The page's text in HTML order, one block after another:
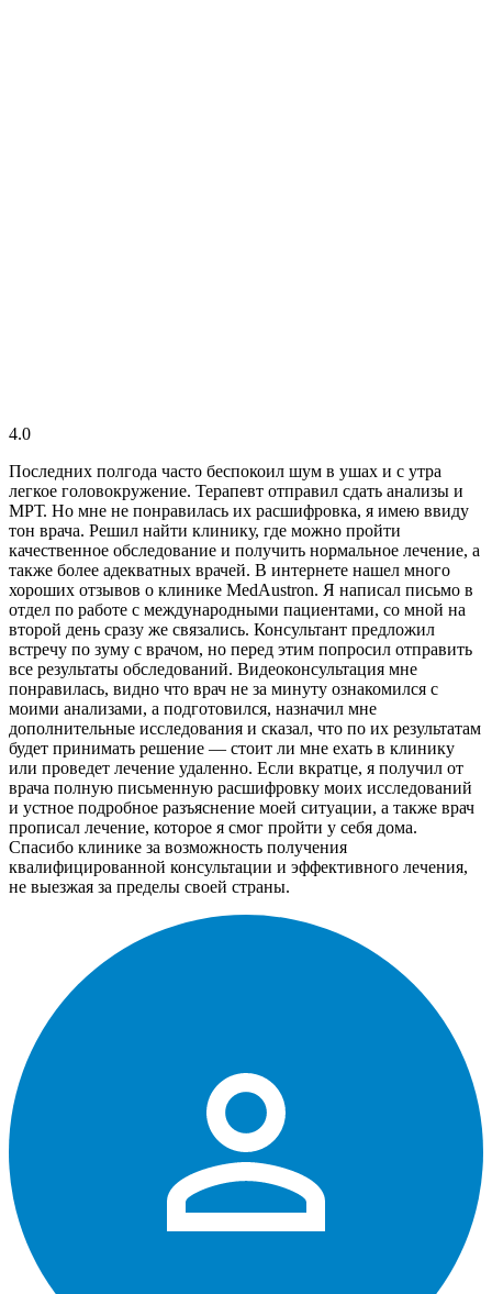
4.0
Последних полгода часто беспокоил шум в ушах и с утра
легкое головокружение. Терапевт отправил сдать анализы и
МРТ. Но мне не понравилась их расшифровка, я имею ввиду
тон врача. Решил найти клинику, где можно пройти
качественное обследование и получить нормальное лечение, а
также более адекватных врачей. В интернете нашел много
хороших отзывов о клинике MedAustron. Я написал письмо в
отдел по работе с международными пациентами, со мной на
второй день сразу же связались. Консультант предложил
встречу по зуму с врачом, но перед этим попросил отправить
все результаты обследований. Видеоконсультация мне
понравилась, видно что врач не за минуту ознакомился с
моими анализами, а подготовился, назначил мне
дополнительные исследования и сказал, что по их результатам
будет принимать решение — стоит ли мне ехать в клинику
или проведет лечение удаленно. Если вкратце, я получил от
врача полную письменную расшифровку моих исследований
и устное подробное разъяснение моей ситуации, а также врач
прописал лечение, которое я смог пройти у себя дома.
Спасибо клинике за возможность получения
квалифицированной консультации и эффективного лечения,
не выезжая за пределы своей страны.